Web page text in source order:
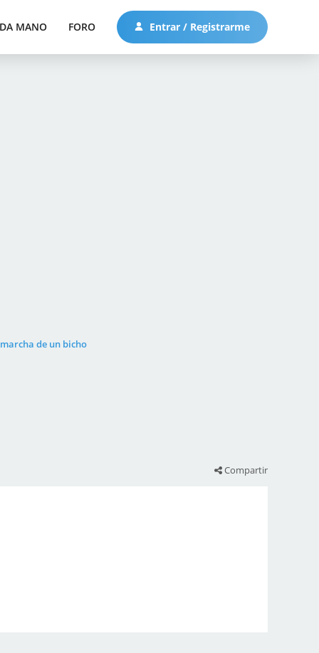
MANO FORO Entrar / Registrarme
de un bicho
Compartir